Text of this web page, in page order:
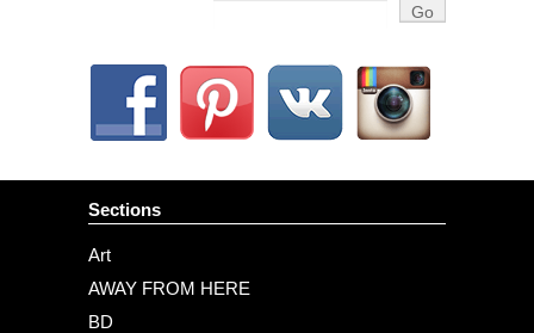
Sections
Art
AWAY FROM HERE
BD